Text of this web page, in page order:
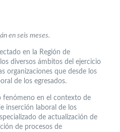
en seis meses.
en la Región de
diversos ámbitos del ejercicio
organizaciones que desde los
de los egresados.
fenómeno en el contexto de
inserción laboral de los
de actualización de
de procesos de